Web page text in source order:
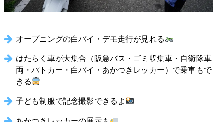
オープニングの白バイ・デモ走行が見れる
はたらく車が大集合（阪急バス・ゴミ収集車・自衛隊車
両・パトカー・白バイ・あかつきレッカー）で乗車もで
きる
子ども制服で記念撮影できるよ